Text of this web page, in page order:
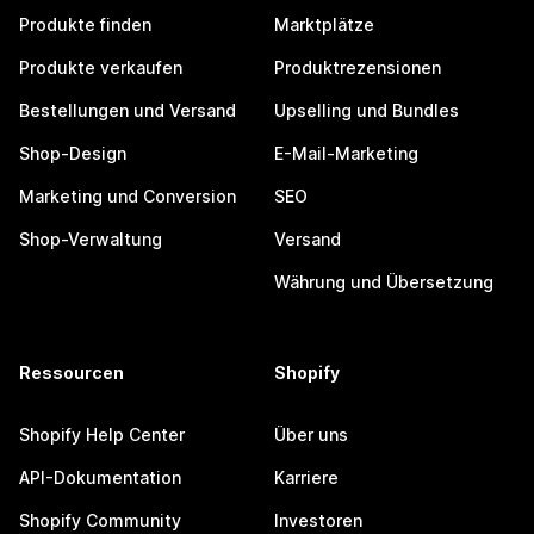
Produkte finden
Produkte verkaufen
Bestellungen und Versand
Shop-Design
Marketing und Conversion
Shop-Verwaltung
Marktplätze
Produktrezensionen
Upselling und Bundles
E-Mail-Marketing
SEO
Versand
Währung und Übersetzung
Ressourcen
Shopify Help Center
API-Dokumentation
Shopify Community
Shopify
Über uns
Karriere
Investoren